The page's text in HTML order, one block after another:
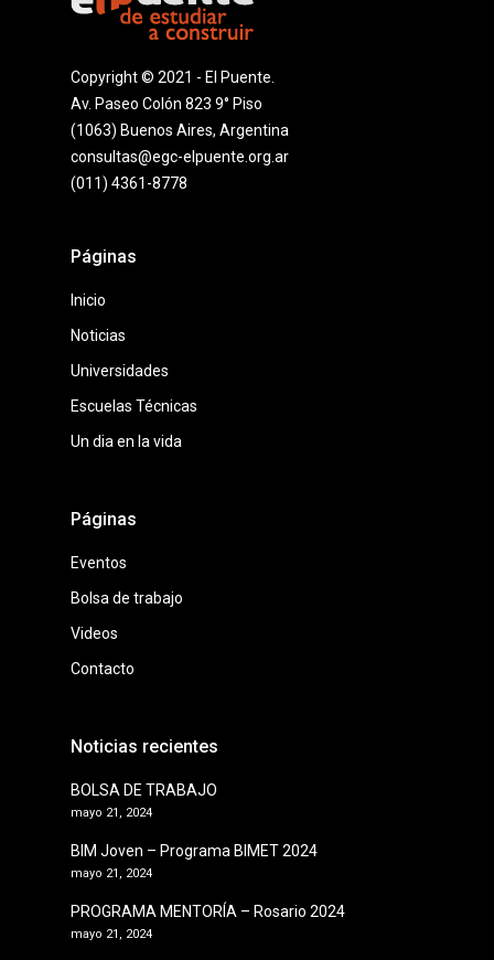
Copyright © 2021 - El Puente.
Av. Paseo Colón 823 9° Piso
(1063) Buenos Aires, Argentina
consultas@egc-elpuente.org.ar
(011) 4361-8778
Páginas
Inicio
Noticias
Universidades
Escuelas Técnicas
Un dia en la vida
Páginas
Eventos
Bolsa de trabajo
Videos
Contacto
Noticias recientes
BOLSA DE TRABAJO
mayo 21, 2024
BIM Joven – Programa BIMET 2024
mayo 21, 2024
PROGRAMA MENTORÍA – Rosario 2024
mayo 21, 2024